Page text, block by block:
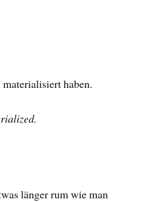
haben.
länger rum wie man